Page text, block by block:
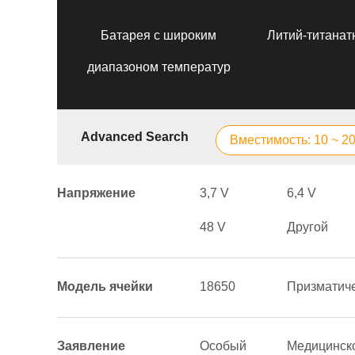
Батарея с широким
диапазоном температур
Литий-
Advanced Search Вместимость: 10 ~
Напряжение 3,7 V 6,4 V
48 V Другой
Модель ячейки 18650
Заявление Особый